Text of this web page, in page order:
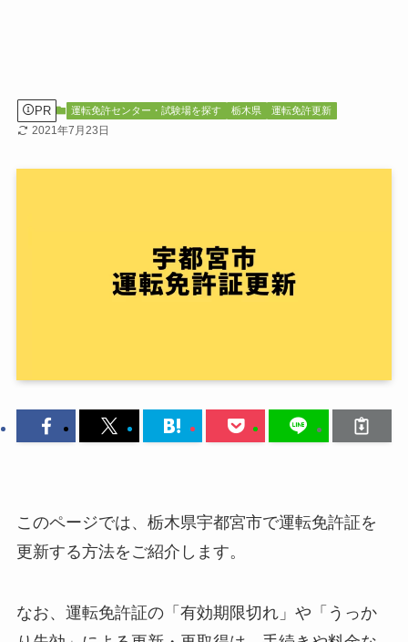
PR 運転免許センター・試験場を探す 栃木県 運転免許更新
2021年7月23日
このページでは、栃木県宇都宮市で運転免許証を
更新する方法をご紹介します。
なお、運転免許証の「有効期限切れ」や「うっか